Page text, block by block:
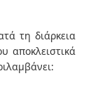
τη διάρκεια
αποκλειστικά